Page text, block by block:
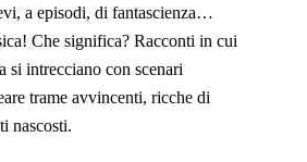
a episodi, di fantascienza…
Che significa? Racconti in cui
si intrecciano con scenari
trame avvincenti, ricche di
nascosti.